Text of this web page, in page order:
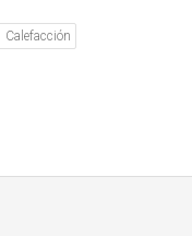
Calefacción